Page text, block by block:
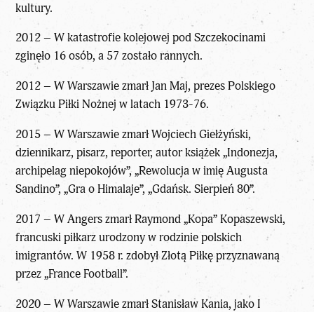
kultury.
2012 – W katastrofie kolejowej pod Szczekocinami
zginęło 16 osób, a 57 zostało rannych.
2012 – W Warszawie zmarł Jan Maj, prezes Polskiego
Związku Piłki Nożnej w latach 1973-76.
2015 – W Warszawie zmarł Wojciech Giełżyński,
dziennikarz, pisarz, reporter, autor książek „Indonezja,
archipelag niepokojów”, „Rewolucja w imię Augusta
Sandino”, „Gra o Himalaje”, „Gdańsk. Sierpień 80”.
2017 – W Angers zmarł Raymond „Kopa” Kopaszewski,
francuski piłkarz urodzony w rodzinie polskich
imigrantów. W 1958 r. zdobył Złotą Piłkę przyznawaną
przez „France Football”.
2020 – W Warszawie zmarł Stanisław Kania, jako I